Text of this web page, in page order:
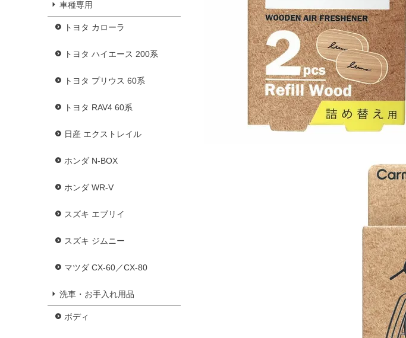
車種専用
トヨタ カローラ
トヨタ ハイエース 200系
トヨタ プリウス 60系
トヨタ RAV4 60系
日産 エクストレイル
ホンダ N-BOX
ホンダ WR-V
スズキ エブリイ
スズキ ジムニー
マツダ CX-60／CX-80
洗車・お手入れ用品
ボディ